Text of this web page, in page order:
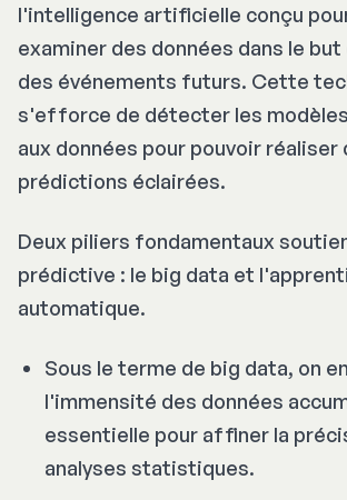
l'intelligence artificielle conçu
examiner des données dans le
des événements futurs. Cette
s'efforce de détecter les
aux données pour pouvoir réaliser
prédictions éclairées.
Deux piliers fondamentaux
prédictive : le big data et
automatique.
Sous le terme de big data, on
l'immensité des données
essentielle pour affiner la
analyses statistiques.